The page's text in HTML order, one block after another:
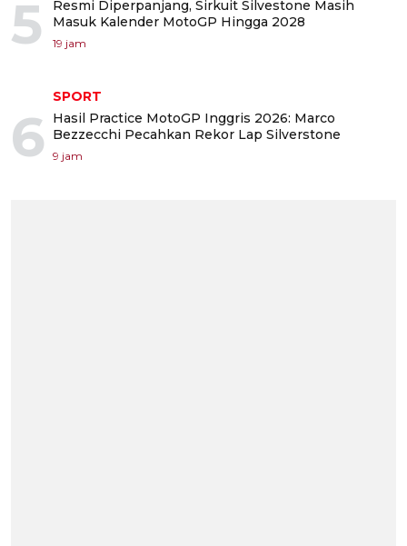
5
Resmi Diperpanjang, Sirkuit Silvestone Masih
Masuk Kalender MotoGP Hingga 2028
19 jam
6
SPORT
Hasil Practice MotoGP Inggris 2026: Marco
Bezzecchi Pecahkan Rekor Lap Silverstone
9 jam